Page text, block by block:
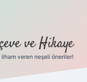
ve Hikaye
ilham veren neşeli öneriler!